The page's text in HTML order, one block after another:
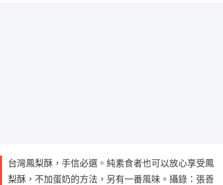
台灣鳳梨酥，手信必選。純素食者也可以放心享受鳳
梨酥，不加蛋奶的方法，另有一番風味。攝錄：張善